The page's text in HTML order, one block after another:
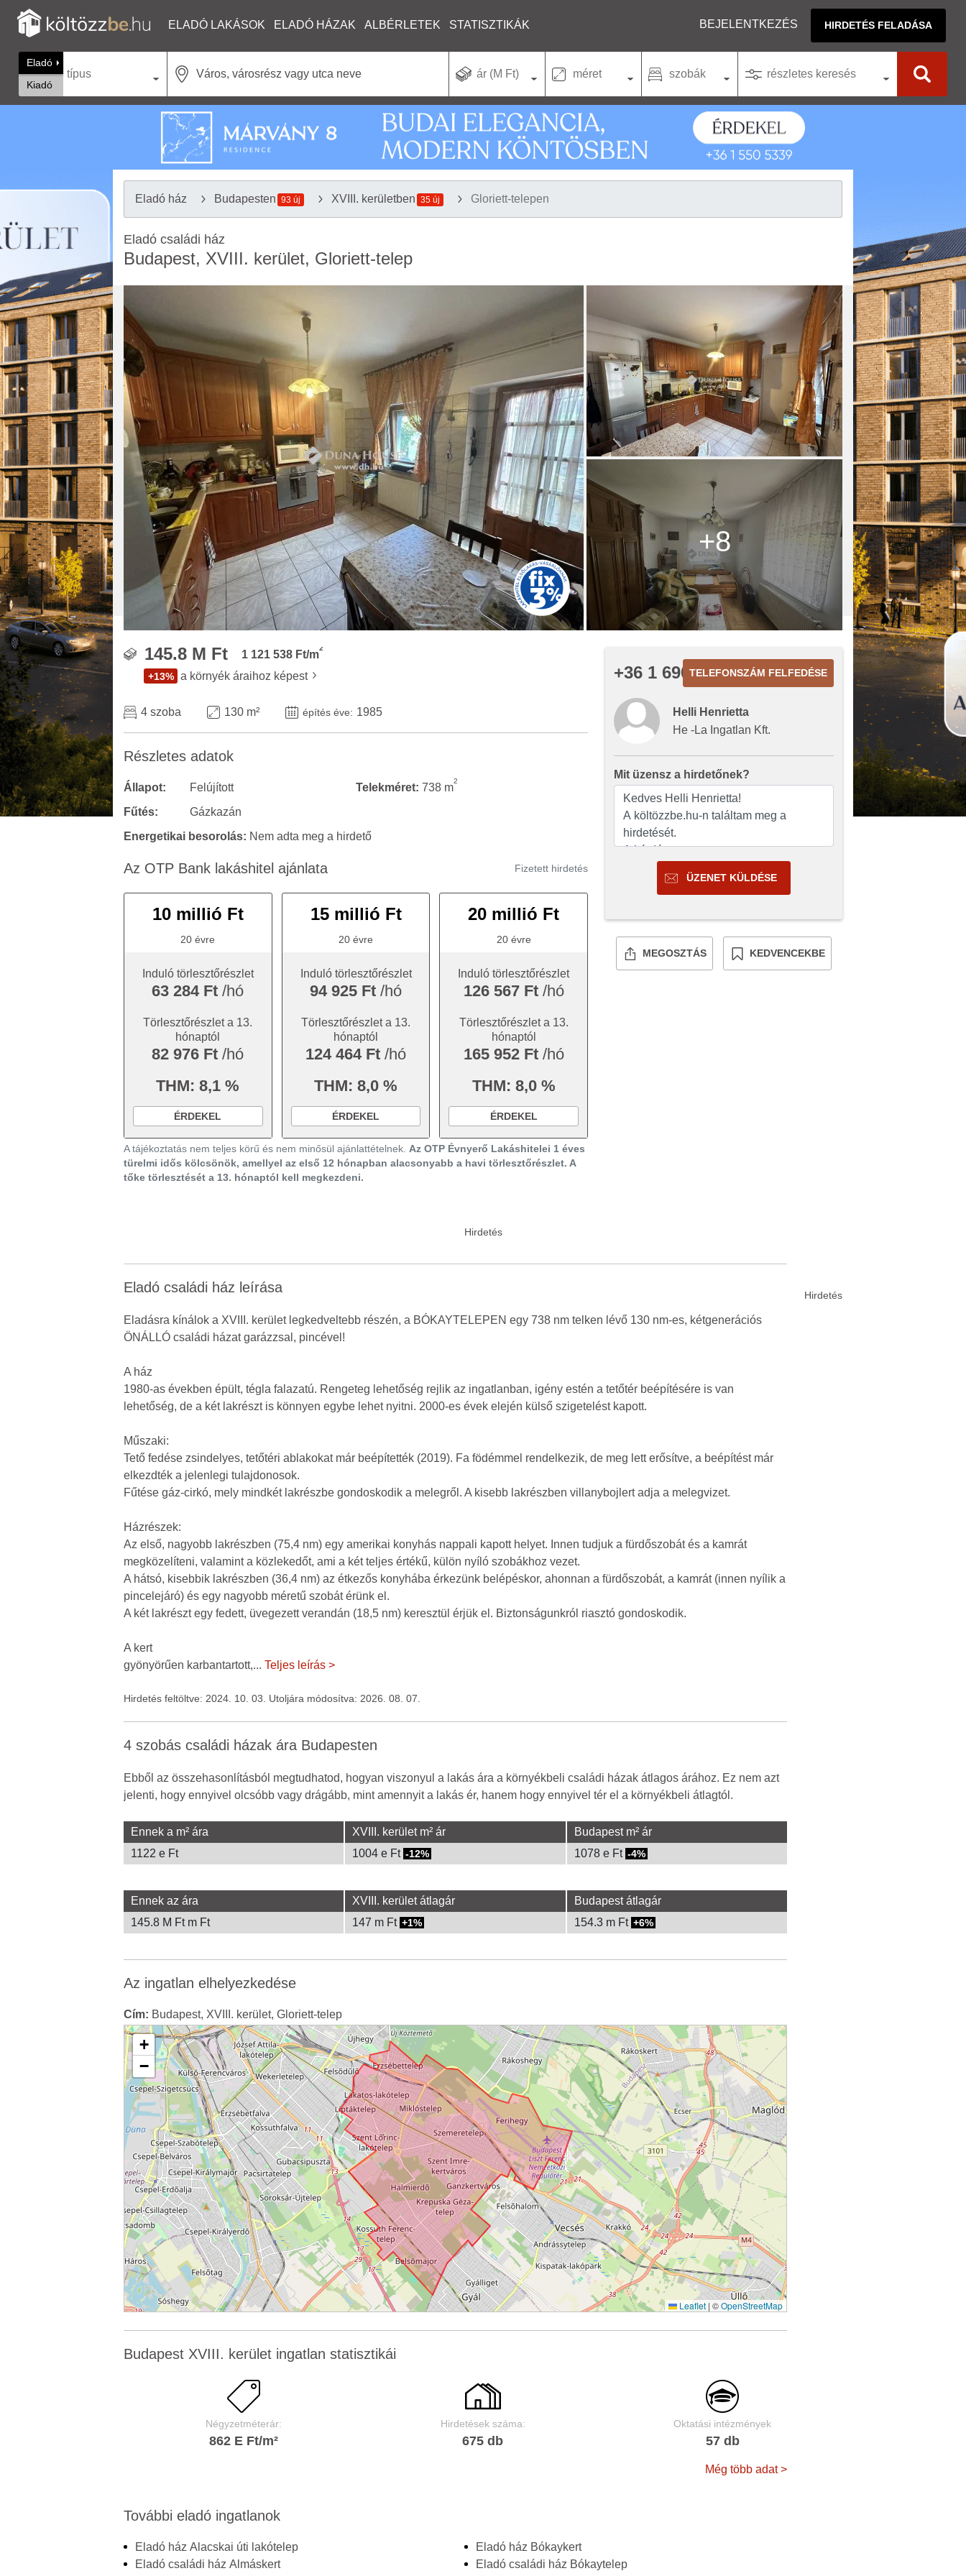
ELADÓ LAKÁSOK ELADÓ HÁZAK ALBÉRLETEK STATISZTIKÁK BEJELENTKEZÉS HIRDETÉS FELADÁSA
Eladó
Kiadó
típus ár (M Ft) méret szobák részletes keresés
Eladó ház Budapesten 93 új XVIII. kerületben 35 új Gloriett-telepen
Eladó családi ház
Budapest, XVIII. kerület, Gloriett-telep
145.8 M Ft 1 121 538 Ft/m
2
+13% a környék áraihoz képest
4 szoba 130 m² építés éve: 1985
Részletes adatok
Állapot: Felújított Telekméret: 738 m
2
Fűtés:
Gázkazán
Energetikai besorolás: Nem adta meg a hirdető
Az OTP Bank lakáshitel ajánlata Fizetett hirdetés
10 millió Ft
20 évre
Induló törlesztőrészlet
63 284 Ft/hó
Törlesztőrészlet a 13.
hónaptól
82 976 Ft/hó
THM: 8,1 %
ÉRDEKEL
15 millió Ft
20 évre
Induló törlesztőrészlet
94 925 Ft /hó
Törlesztőrészlet a 13.
hónaptól
124 464 Ft /hó
THM: 8,0 %
ÉRDEKEL
20 millió Ft
20 évre
Induló törlesztőrészlet
126 567 Ft /hó
Törlesztőrészlet a 13.
hónaptól
165 952 Ft /hó
THM: 8,0 %
ÉRDEKEL
A tájékoztatás nem teljes körű és nem minősül ajánlattételnek. Az OTP Évnyerő Lakáshitelei 1 éves
türelmi idős kölcsönök, amellyel az első 12 hónapban alacsonyabb a havi törlesztőrészlet. A
tőke törlesztését a 13. hónaptól kell megkezdeni.
+36 1 690TELEFONSZÁM FELFEDÉSE
Helli Henrietta
He -La Ingatlan Kft.
Mit üzensz a hirdetőnek?
ÜZENET KÜLDÉSE
MEGOSZTÁS KEDVENCEKBE
Eladó családi ház leírása
Eladásra kínálok a XVIII. kerület legkedveltebb részén, a BÓKAYTELEPEN egy 738 nm telken lévő 130 nm-es, kétgenerációs
ÖNÁLLÓ családi házat garázzsal, pincével!
A ház
1980-as években épült, tégla falazatú. Rengeteg lehetőség rejlik az ingatlanban, igény estén a tetőtér beépítésére is van
lehetőség, de a két lakrészt is könnyen egybe lehet nyitni. 2000-es évek elején külső szigetelést kapott.
Műszaki:
Tető fedése zsindelyes, tetőtéri ablakokat már beépítették (2019). Fa födémmel rendelkezik, de meg lett erősítve, a beépítést már
elkezdték a jelenlegi tulajdonosok.
Fűtése gáz-cirkó, mely mindkét lakrészbe gondoskodik a melegről. A kisebb lakrészben villanybojlert adja a melegvizet.
Házrészek:
Az első, nagyobb lakrészben (75,4 nm) egy amerikai konyhás nappali kapott helyet. Innen tudjuk a fürdőszobát és a kamrát
megközelíteni, valamint a közlekedőt, ami a két teljes értékű, külön nyíló szobákhoz vezet.
A hátsó, kisebbik lakrészben (36,4 nm) az étkezős konyhába érkezünk belépéskor, ahonnan a fürdőszobát, a kamrát (innen nyílik a
pincelejáró) és egy nagyobb méretű szobát érünk el.
A két lakrészt egy fedett, üvegezett verandán (18,5 nm) keresztül érjük el. Biztonságunkról riasztó gondoskodik.
A kert
gyönyörűen karbantartott,... Teljes leírás >
Hirdetés feltöltve: 2024. 10. 03. Utoljára módosítva: 2026. 08. 07.
4 szobás családi házak ára Budapesten
Ebből az összehasonlításból megtudhatod, hogyan viszonyul a lakás ára a környékbeli családi házak átlagos árához. Ez nem azt
jelenti, hogy ennyivel olcsóbb vagy drágább, mint amennyit a lakás ér, hanem hogy ennyivel tér el a környékbeli átlagtól.
Ennek a m² ára XVIII. kerület m² ár
Budapest m² ár
1122 e Ft
1004 e Ft -12% 1078 e Ft -4%
Ennek az ára XVIII. kerület átlagár
Budapest átlagár
145.8 M Ft m Ft
147 m Ft 1% 154.3 m Ft 6%
Az ingatlan elhelyezkedése
Cím: Budapest, XVIII. kerület, Gloriett-telep
+
−
Leaflet | ©OpenStreetMap
Budapest XVIII. kerület ingatlan statisztikái
Négyzetméterár:
862 E Ft/m²
Hirdetések száma:
675 db
Oktatási intézmények
57 db
Még több adat >
További eladó ingatlanok
Eladó ház Alacskai úti lakótelep
Eladó családi ház Almáskert
Eladó ház Bókaykert
Eladó családi ház Bókaytelep